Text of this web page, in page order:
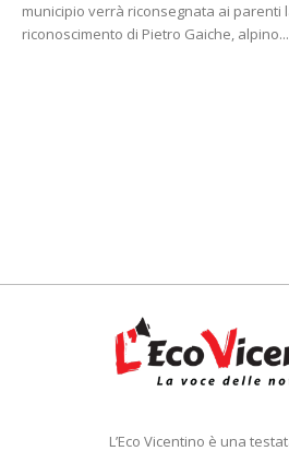
municipio verrà riconsegnata ai parenti
riconoscimento di Pietro Gaiche, alpino...
L’Eco Vicentino è una